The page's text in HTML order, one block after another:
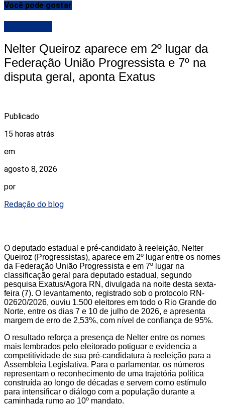
Você pode gostar
Nelter Queiroz aparece em 2º lugar da
Federação União Progressista e 7º na
disputa geral, aponta Exatus
Publicado
15 horas atrás
em
agosto 8, 2026
por
Redação do blog
O deputado estadual e pré-candidato à reeleição, Nelter
Queiroz (Progressistas), aparece em 2º lugar entre os nomes
da Federação União Progressista e em 7º lugar na
classificação geral para deputado estadual, segundo
pesquisa Exatus/Agora RN, divulgada na noite desta sexta-
feira (7). O levantamento, registrado sob o protocolo RN-
02620/2026, ouviu 1.500 eleitores em todo o Rio Grande do
Norte, entre os dias 7 e 10 de julho de 2026, e apresenta
margem de erro de 2,53%, com nível de confiança de 95%.
O resultado reforça a presença de Nelter entre os nomes
mais lembrados pelo eleitorado potiguar e evidencia a
competitividade de sua pré-candidatura à reeleição para a
Assembleia Legislativa. Para o parlamentar, os números
representam o reconhecimento de uma trajetória política
construída ao longo de décadas e servem como estímulo
para intensificar o diálogo com a população durante a
caminhada rumo ao 10º mandato.